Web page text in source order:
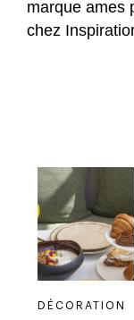
marque ames
chez
DÉCORATION